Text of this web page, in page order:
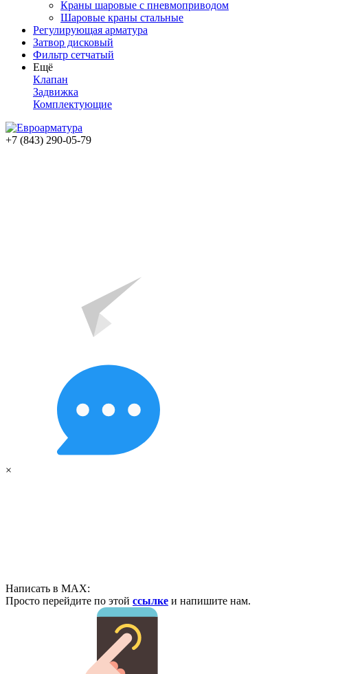
Краны шаровые с пневмоприводом
Шаровые краны стальные
Регулирующая арматура
Затвор дисковый
Фильтр сетчатый
Ещё
Клапан
Задвижка
Комплектующие
+7 (843) 290-05-79
×
Написать в MAX:
Просто перейдите по этой ссылке и напишите нам.